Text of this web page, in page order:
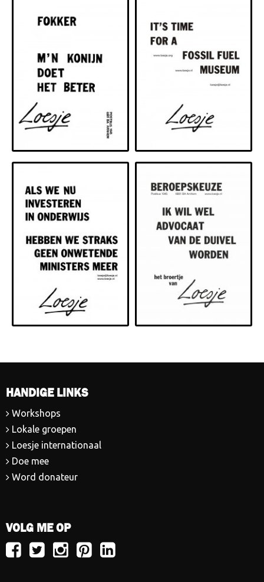
HANDIGE LINKS
Workshops
Lokale groepen
Loesje internationaal
Doe mee
Word donateur
VOLG ME OP
VolgVolgVolgVolgVolg